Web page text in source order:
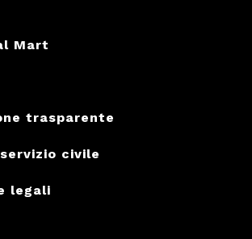
Mart
trasparente
civile
legali